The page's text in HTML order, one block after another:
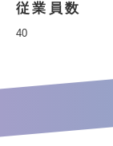
従業員数
40